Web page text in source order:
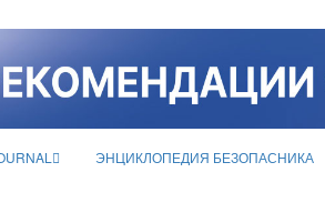
ЭНЦИКЛОПЕДИЯ БЕЗОПАСНИКА